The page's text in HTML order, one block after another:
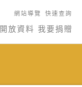
網站導覽 快速查詢
開放資料 我要捐贈